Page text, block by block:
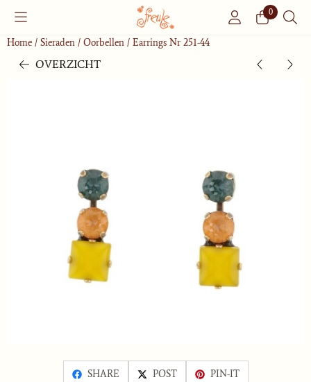
Cookievoorkeuren zijn momenteel gesloten. 0
Home / Sieraden / Oorbellen / Earrings Nr 251-44
OVERZICHT
SHARE POST PIN-IT